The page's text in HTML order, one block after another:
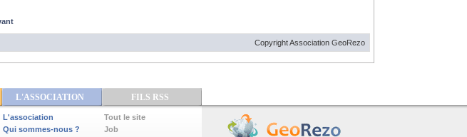
Copyright Association GeoRezo
L'ASSOCIATION FILS RSS
L'association
Qui sommes-nous ?
Tout le site
Job